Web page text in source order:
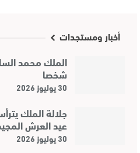
أخبار ومستجدات
شخصا
30 يوليوز 2026
جلالة الملك
عيد العرش
30 يوليوز 2026